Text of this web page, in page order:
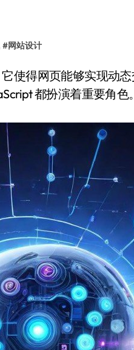
#网站设计
都扮演着重要角色。